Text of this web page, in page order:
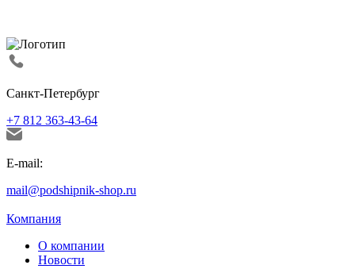
Санкт-Петербург
+7 812 363-43-64
E-mail:
mail@podshipnik-shop.ru
Компания
О компании
Новости